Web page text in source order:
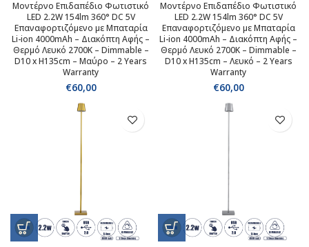
Μοντέρνο Επιδαπέδιο Φωτιστικό
LED 2.2W 154lm 360° DC 5V
Επαναφορτιζόμενο με Μπαταρία
Li-ion 4000mAh – Διακόπτη Αφής –
Θερμό Λευκό 2700K – Dimmable –
D10 x H135cm – Μαύρο – 2 Years
Warranty
€60,00
Μοντέρνο Επιδαπέδιο Φωτιστικό
LED 2.2W 154lm 360° DC 5V
Επαναφορτιζόμενο με Μπαταρία
Li-ion 4000mAh – Διακόπτη Αφής –
Θερμό Λευκό 2700K – Dimmable –
D10 x H135cm – Λευκό – 2 Years
Warranty
€60,00